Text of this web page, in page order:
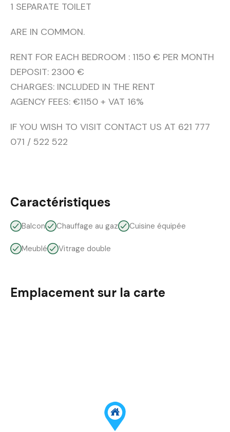
1 SEPARATE TOILET
ARE IN COMMON.
RENT FOR EACH BEDROOM : 1150 € PER MONTH
DEPOSIT: 2300 €
CHARGES: INCLUDED IN THE RENT
AGENCY FEES: €1150 + VAT 16%
IF YOU WISH TO VISIT CONTACT US AT 621 777
071 / 522 522
Caractéristiques
Balcon Chauffage au gaz Cuisine équipée
Meublé Vitrage double
Emplacement sur la carte